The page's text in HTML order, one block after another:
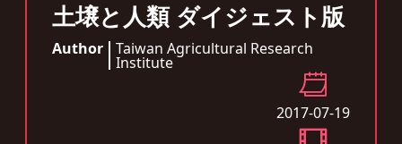
土壌と人類 ダイジェスト版
Author Taiwan Agricultural Research
Institute
2017-07-19